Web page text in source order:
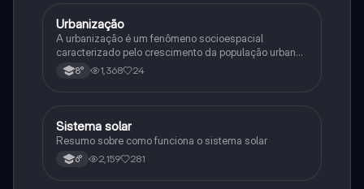
Geografia
Urbanização
A urbanização é um fenômeno socioespacial
caracterizado pelo crescimento da população urbana
e a expansão do urbano. Industrialização e êxodo
rural são suas principais causas.
8° 1,368 24
Geografia
Sistema solar
Resumo sobre como funciona o sistema solar
6° 2,159 281